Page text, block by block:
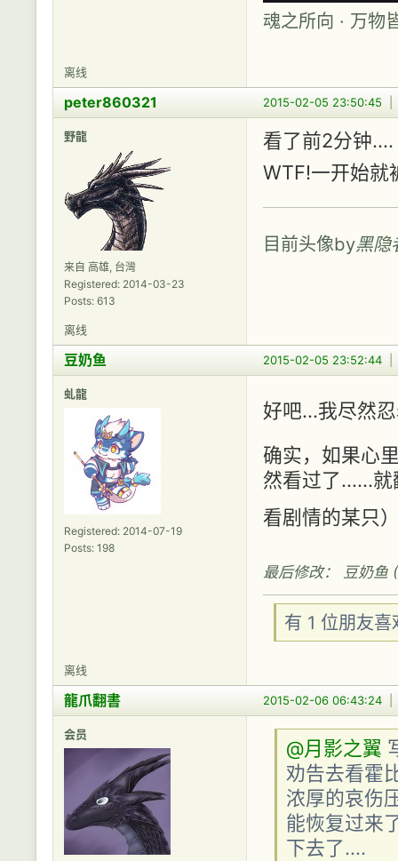
魂之所向 · 万物
离线
2015-02-05 23:50:45
peter860321
野龍
来自 高雄, 台灣
Registered: 2014-03-23
Posts: 613
看了前2分钟....
WTF!一开始就
目前头像by黑隐
离线
2015-02-05 23:52:44
豆奶鱼
虬龍
Registered: 2014-07-19
Posts: 198
好吧...我尽然
确实，如果心
然看过了......
看剧情的某只
最后修改： 豆奶
有 1 位朋友
离线
2015-02-06 06:43:24
龍爪翻書
会员
@月影之翼
劝告去看霍
浓厚的哀伤
能恢复过来
下去了....